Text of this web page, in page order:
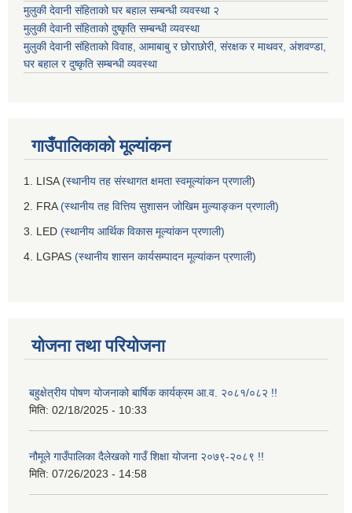
मुलुकी देवानी संहिताको घर बहाल सम्बन्धी व्यवस्था २
मुलुकी देवानी संहिताको दुष्कृति सम्बन्धी व्यवस्था
मुलुकी देवानी संहिताको विवाह, आमाबाबु र छोराछोरी, संरक्षक र माथवर, अंशवण्डा,
घर बहाल र दुष्कृति सम्बन्धी व्यवस्था
गाउँपालिकाको मूल्यांकन
1. LISA (स्थानीय तह संस्थागत क्षमता स्वमूल्यांकन प्रणाली)
2. FRA(स्थानीय तह वित्तिय सुशासन जोखिम मुल्याङ्कन प्रणाली)
3. LED (स्थानीय आर्थिक विकास मूल्यांकन प्रणाली)
4. LGPAS (स्थानीय शासन कार्यसम्पादन मूल्यांकन प्रणाली)
योजना तथा परियोजना
बहुक्षेत्रीय पोषण योजनाको बार्षिक कार्यक्रम आ.व. २०८१/०८२ !!
मिति: 02/18/2025 - 10:33
नौमूले गाउँपालिका दैलेखको गाउँ शिक्षा योजना २०७९-२०८९ !!
मिति: 07/26/2023 - 14:58